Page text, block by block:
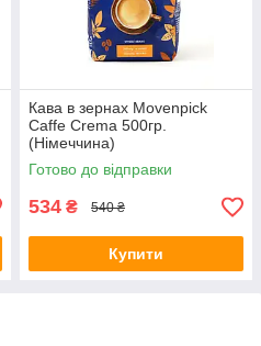
Кава в зернах Movenpick
Caffe Crema 500гр.
(Німеччина)
Готово до відправки
534 ₴ 540 ₴
Купити